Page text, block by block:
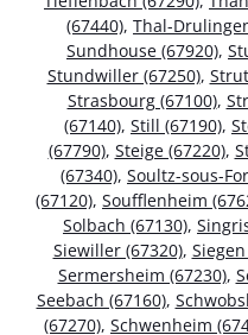
(67440), Thal-
Sundhouse (67920),
Stundwiller (67250),
Strasbourg (67100),
(67140), Still (67190),
(67790), Steige (67220),
(67340), Soultz-sous-
(67120), Soufflenheim
Solbach (67130),
Siewiller (67320),
Sermersheim (67230),
Seebach (67160),
(67270), Schwenheim